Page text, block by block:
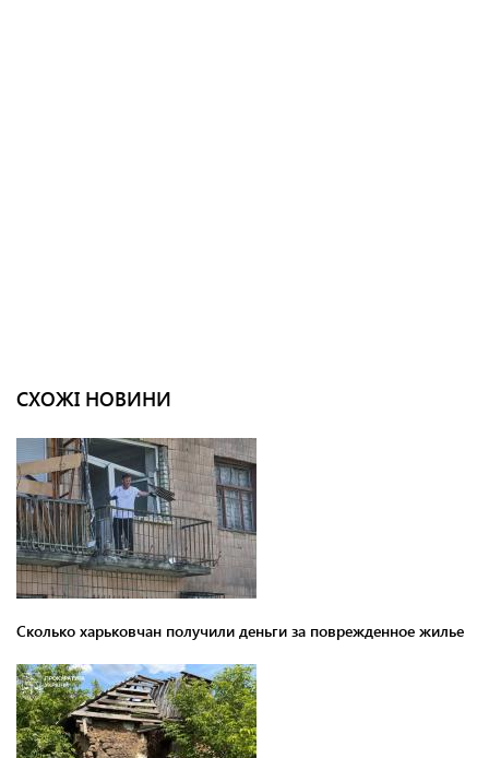
СХОЖІ НОВИНИ
Сколько харьковчан получили деньги за поврежденное жилье